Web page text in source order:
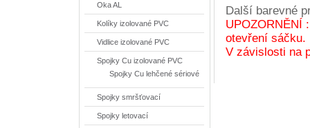
Oka AL
Kolíky izolované PVC
Vidlice izolované PVC
Spojky Cu izolované PVC
Spojky Cu lehčené sériové
Spojky smršťovací
Spojky letovací
Další barevné
UPOZORNĚNÍ
otevření sáčku.
V závislosti na